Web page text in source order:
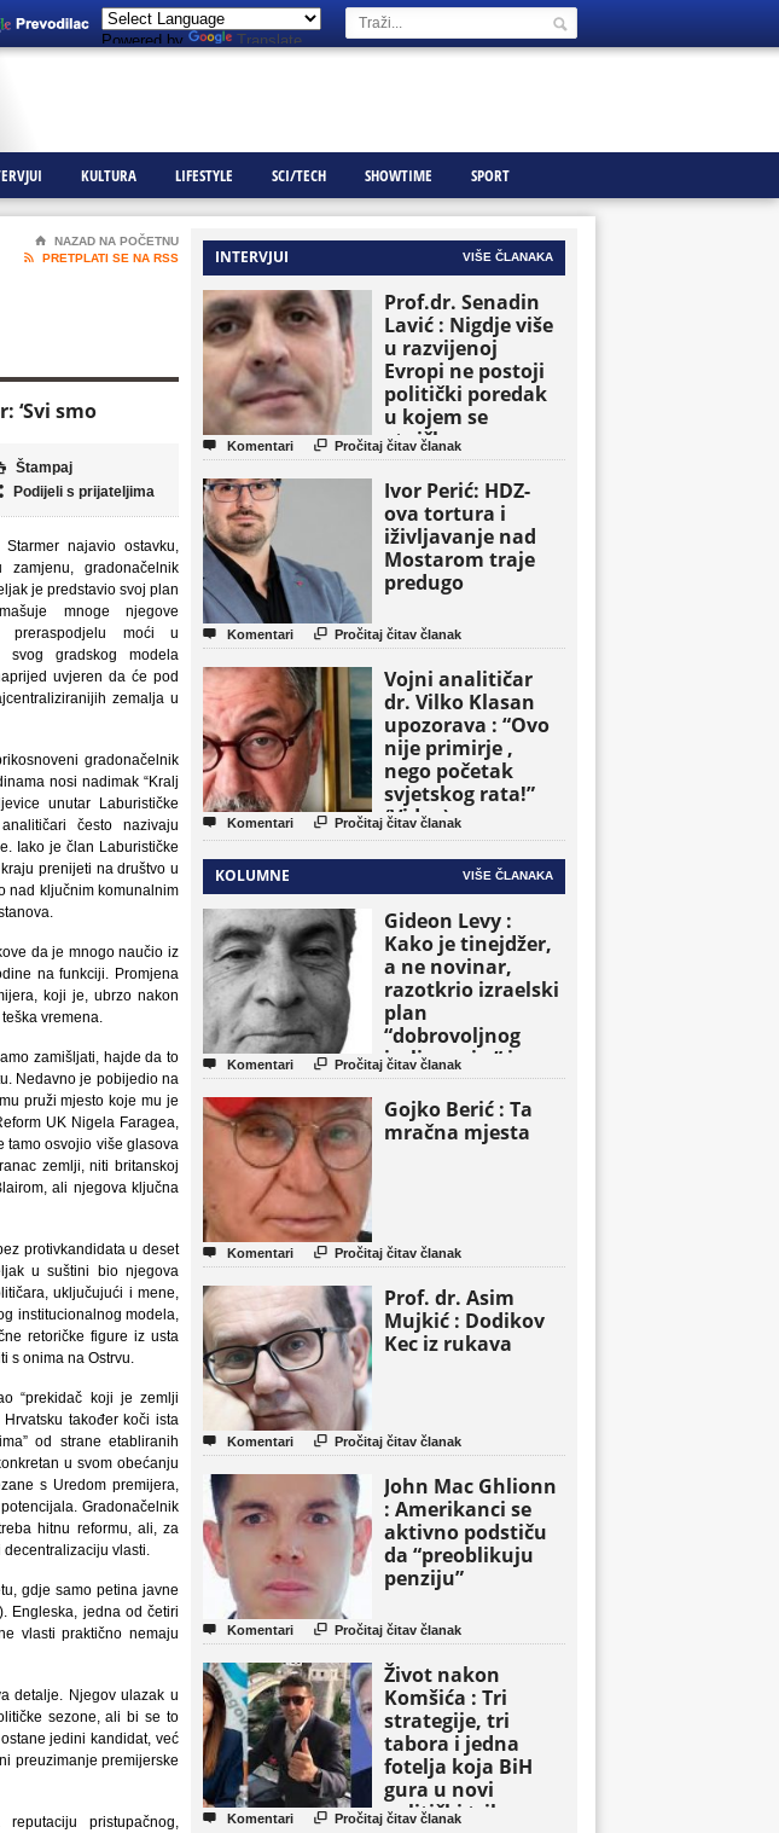
Powered by Translate
KULTURA LIFESTYLE SCI/TECH SHOWTIME SPORT
⌂
NAZAD NA POČETNU

PRETPLATI SE NA RSS
‘Svi smo
Štampaj
Podijeli s prijateljima
najavio ostavku,
gradonačelnik
je predstavio svoj plan
mnoge njegove
preraspodjelu moći u
svog gradskog modela
uvjeren da će pod
zemalja u
gradonačelnik
nosi nadimak “Kralj
unutar Laburističke
često nazivaju
Iako je član Laburističke
prenijeti na društvo u
nad ključnim komunalnim
da je mnogo naučio iz
na funkciji. Promjena
koji je, ubrzo nakon
vremena.
zamišljati, hajde da to
Nedavno je pobijedio na
pruži mjesto koje mu je
UK Nigela Faragea,
tamo osvojio više glasova
zemlji, niti britanskoj
ali njegova ključna
protivkandidata u deset
u suštini bio njegova
uključujući i mene,
institucionalnog modela,
retoričke figure iz usta
s onima na Ostrvu.
“prekidač koji je zemlji
također koči ista
od strane etabliranih
u svom obećanju
s Uredom premijera,
Gradonačelnik
hitnu reformu, ali, za
vlasti.
gdje samo petina javne
Engleska, jedna od četiri
vlasti praktično nemaju
detalje. Njegov ulazak u
sezone, ali bi se to
jedini kandidat, već
preuzimanje premijerske
pristupačnog,
INTERVJUI VIŠE ČLANAKA
Prof.dr. Senadin
Lavić : Nigdje više
u razvijenoj
Evropi ne postoji
politički poredak
u kojem se
etničke grupe
pojavljuju kao
osnovne političke
jedinice
 Komentari  Pročitaj čitav članak
Ivor Perić: HDZ-
ova tortura i
iživljavanje nad
Mostarom traje
predugo
 Komentari  Pročitaj čitav članak
Vojni analitičar
dr. Vilko Klasan
upozorava : “Ovo
nije primirje ,
nego početak
svjetskog rata!”
(Video)
 Komentari  Pročitaj čitav članak
KOLUMNE VIŠE ČLANAKA
Gideon Levy :
Kako je tinejdžer,
a ne novinar,
razotkrio izraelski
plan
“dobrovoljnog
iseljavanja ” iz
Gaze
 Komentari  Pročitaj čitav članak
Gojko Berić : Ta
mračna mjesta
 Komentari  Pročitaj čitav članak
Prof. dr. Asim
Mujkić : Dodikov
Kec iz rukava
 Komentari  Pročitaj čitav članak
John Mac Ghlionn
: Amerikanci se
aktivno podstiču
da “preoblikuju
penziju”
 Komentari  Pročitaj čitav članak
Život nakon
Komšića : Tri
strategije, tri
tabora i jedna
fotelja koja BiH
gura u novi
politički triler
 Komentari  Pročitaj čitav članak